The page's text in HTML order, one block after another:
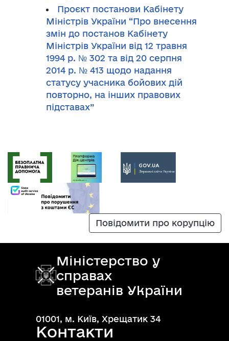
Проєкт постанови Кабінету
Міністрів України “Про внесення
змін до постанов Кабінету
Міністрів України від 12 травня
1994 р. № 302 та від 20 серпня
2014 р. № 413 щодо надання
статусу учасника бойових дій
повторно, на інших правових
підставах”
Повідомити про корупцію
Міністерство у
справах
ветеранів України
01001, м. Київ, Хрещатик 34
Контакти